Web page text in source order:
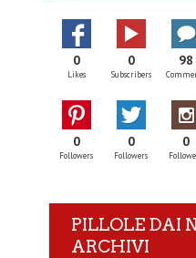
0
Likes
0
Subscribers
98
0
Followers
0
Followers
0
PILLOLE DAI
ARCHIVI